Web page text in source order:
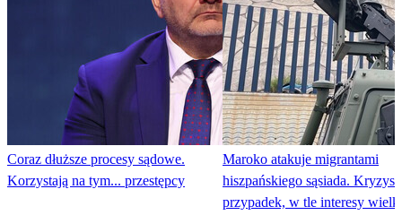
Coraz dłuższe procesy sądowe.
Korzystają na tym... przestępcy
Maroko atakuje migrantami
hiszpańskiego sąsiada. Kryzys
przypadek, w tle interesy